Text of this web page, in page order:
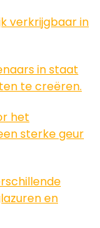
verkrijgbaar in
in staat
te creëren.
het
sterke geur
en